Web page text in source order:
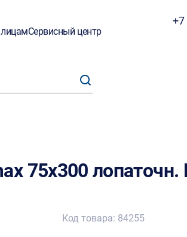
Сервисный центр
+7
75х300 лопаточн.
Код товара: 84255